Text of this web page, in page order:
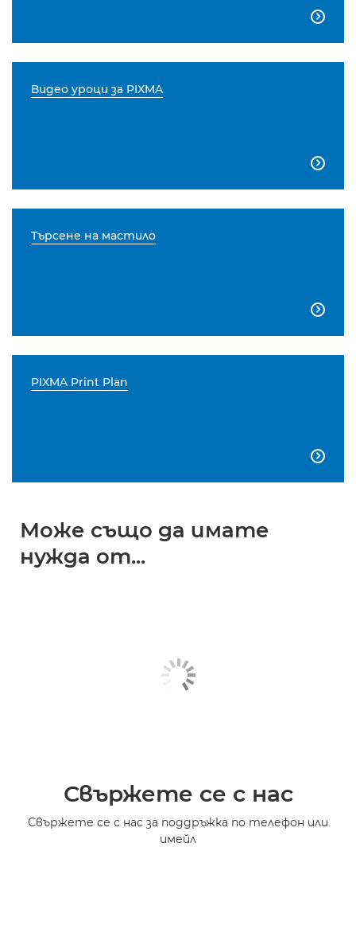

Видео уроци за PIXMA

Търсене на мастило

PIXMA Print Plan

Може също да имате
нужда от...
Свържете се с нас
Свържете се с нас за поддръжка по телефон или
имейл